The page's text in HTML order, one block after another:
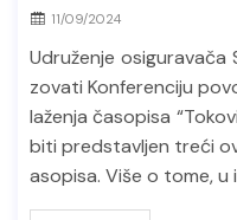
11/09/2024
Udruženje
zovati Konferenciju
laženja časopisa
biti predstavljen treći
asopisa. Više o tome, u